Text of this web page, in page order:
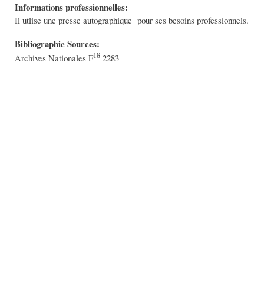
Informations professionnelles:
Il utlise une presse autographique pour ses besoins professionnels.
Bibliographie Sources:
Archives Nationales F18 2283